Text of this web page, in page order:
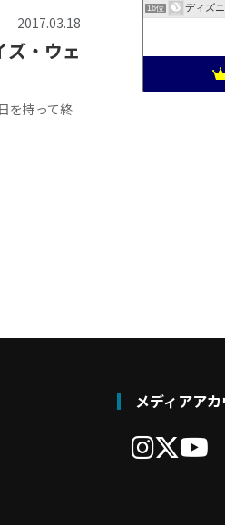
2017.03.18
ズ・ウェ
を持って終
16位 ディズ
メディアア